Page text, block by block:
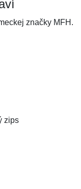
značky MFH.
zips